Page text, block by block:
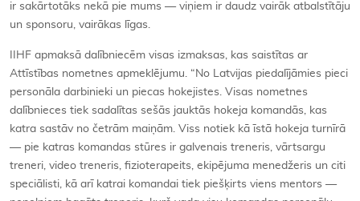
ir sakārtotāks nekā pie mums — viņiem ir daudz vairāk atbalstītāju
un sponsoru, vairākas līgas.
IIHF apmaksā dalībniecēm visas izmaksas, kas saistītas ar
Attīstības nometnes apmeklējumu. “No Latvijas piedalījāmies pieci
personāla darbinieki un piecas hokejistes. Visas nometnes
dalībnieces tiek sadalītas sešās jauktās hokeja komandās, kas
katra sastāv no četrām maiņām. Viss notiek kā īstā hokeja turnīrā
— pie katras komandas stūres ir galvenais treneris, vārtsargu
treneri, video treneris, fizioterapeits, ekipējuma menedžeris un citi
speciālisti, kā arī katrai komandai tiek piešķirts viens mentors —